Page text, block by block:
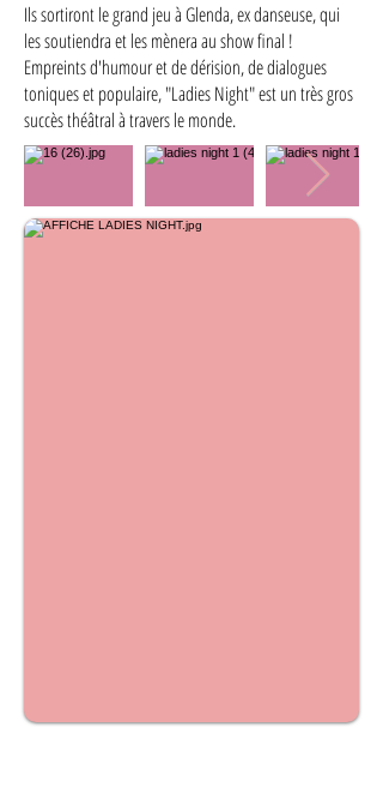
Ils sortiront le grand jeu à Glenda, ex danseuse, qui
les soutiendra et les mènera au show final !
Empreints d'humour et de dérision, de dialogues
toniques et populaire, "Ladies Night" est un très gros
succès théâtral à travers le monde.